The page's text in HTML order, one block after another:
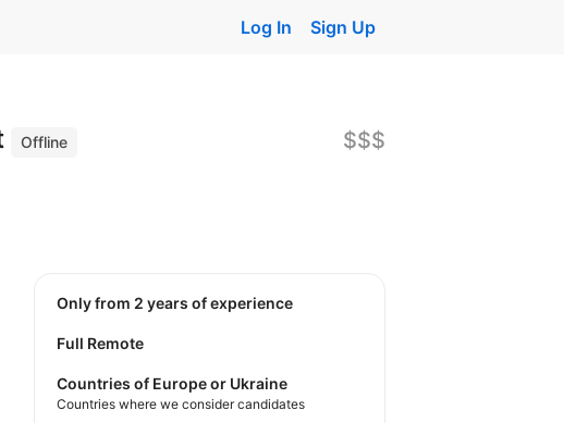
Log In Sign Up
Offline
$$$
Only from 2 years of experience
Full Remote
Countries of Europe or Ukraine
Countries where we consider candidates